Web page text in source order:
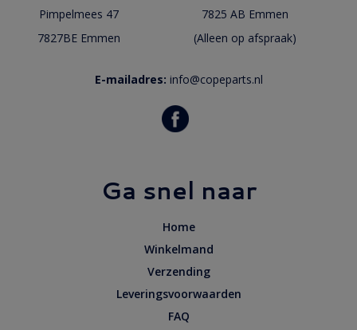
Pimpelmees 47
7825 AB Emmen
7827BE Emmen
(Alleen op afspraak)
E-mailadres: info@copeparts.nl
Ga snel naar
Home
Winkelmand
Verzending
Leveringsvoorwaarden
FAQ